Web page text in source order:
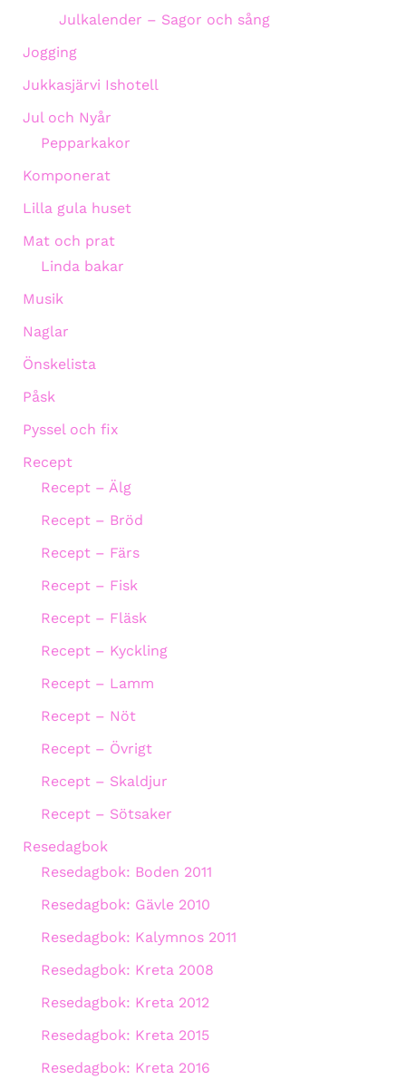
Julkalender – Sagor och sång
Jogging
Jukkasjärvi Ishotell
Jul och Nyår
Pepparkakor
Komponerat
Lilla gula huset
Mat och prat
Linda bakar
Musik
Naglar
Önskelista
Påsk
Pyssel och fix
Recept
Recept – Älg
Recept – Bröd
Recept – Färs
Recept – Fisk
Recept – Fläsk
Recept – Kyckling
Recept – Lamm
Recept – Nöt
Recept – Övrigt
Recept – Skaldjur
Recept – Sötsaker
Resedagbok
Resedagbok: Boden 2011
Resedagbok: Gävle 2010
Resedagbok: Kalymnos 2011
Resedagbok: Kreta 2008
Resedagbok: Kreta 2012
Resedagbok: Kreta 2015
Resedagbok: Kreta 2016